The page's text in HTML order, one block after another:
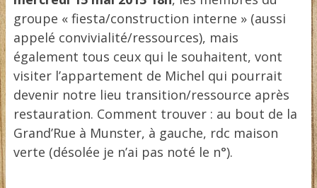
groupe « fiesta/construction interne » (aussi
appelé convivialité/ressources), mais
également tous ceux qui le souhaitent, vont
visiter l’appartement de Michel qui pourrait
devenir notre lieu transition/ressource après
restauration. Comment trouver : au bout de la
Grand’Rue à Munster, à gauche, rdc maison
verte (désolée je n’ai pas noté le n°).